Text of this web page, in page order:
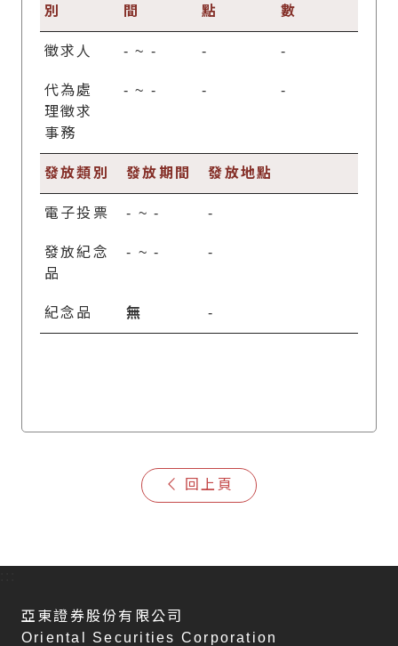
別 間 點 數
徵求人 - ~ - - -
代為處
理徵求
事務
- ~ - - -
發放類別 發放期間 發放地點
電子投票 - ~- -
發放紀念
品
- ~- -
紀念品 無 -
回上頁
亞東證券股份有限公司
Oriental Securities Corporation